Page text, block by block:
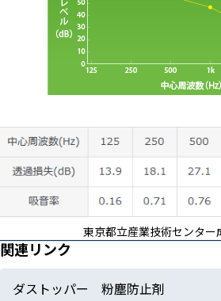
東京都立産業技術センター
関連リンク
ダストッパー 粉塵防止剤